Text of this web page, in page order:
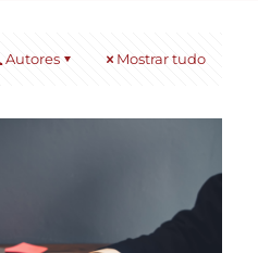
Autores Mostrar tudo